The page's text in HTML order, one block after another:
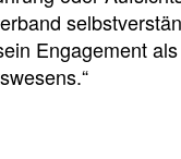
Engagement